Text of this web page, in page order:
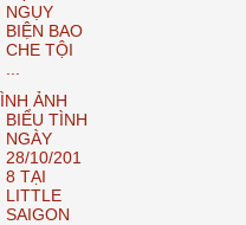
NGỤY
BIỆN BAO
CHE TỘI
...
ẢNH
BIỂU TÌNH
NGÀY
28/10/201
8 TẠI
LITTLE
SAIGON